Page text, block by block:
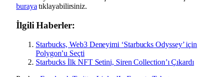
buraya tıklayabilirsiniz.
İlgili Haberler:
Starbucks, Web3 Deneyimi ‘Starbucks Odyssey’ için
Polygon’u Seçti
Starbucks İlk NFT Setini, Siren Collection’ı Çıkardı